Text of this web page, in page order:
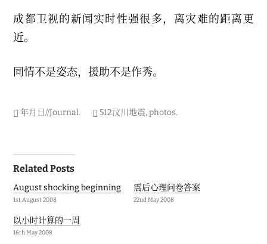
成都卫视的新闻实时性强很多，离灾难的距离更
近。
同情不是姿态，援助不是作秀。
年月日//Journal. 512汶川地震,photos.
Post
navigation
Related Posts
August shocking beginning
1st August 2008
震后心理问卷答案
22nd May 2008
以小时计算的一周
16th May 2008